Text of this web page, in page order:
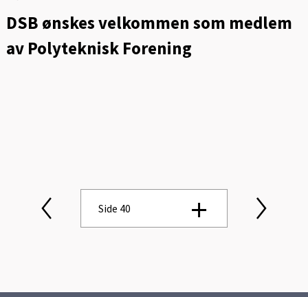
DSB ønskes velkommen som medlem
av Polyteknisk Forening
Side 40